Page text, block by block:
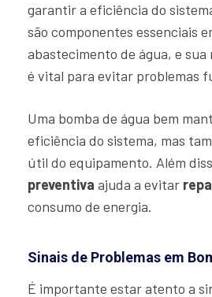
garantir a eficiência do
são componentes essenciais
abastecimento de água, e
é vital para evitar problemas
Uma bomba de água bem
eficiência do sistema, mas
útil do equipamento. Além
preventiva ajuda a evitar
consumo de energia.
Sinais de Problemas em
É importante estar atento a